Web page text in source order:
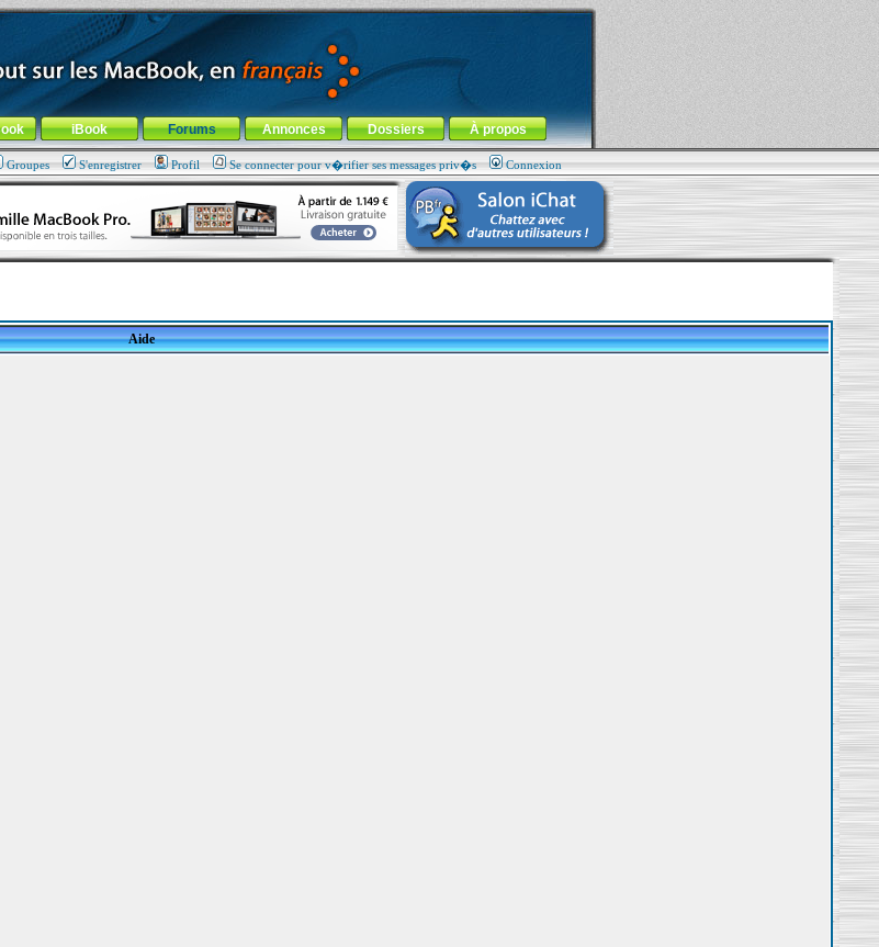
menu de la rubrique
iBook Forums Annonces Dossiers À propos
Groupes S'enregistrer Profil Se connecter pour v�rifier ses messages priv�s Connexion
Aide